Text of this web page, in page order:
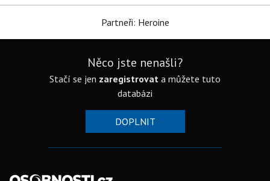
Partneři: Heroine
Něco jste nenašli?
Stačí se jen zaregistrovat a můžete tuto
databázi
DOPLNIT